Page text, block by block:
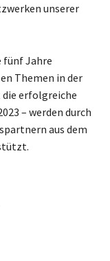
unserer
fünf Jahre
Themen in der
erfolgreiche
– werden durch
aus dem